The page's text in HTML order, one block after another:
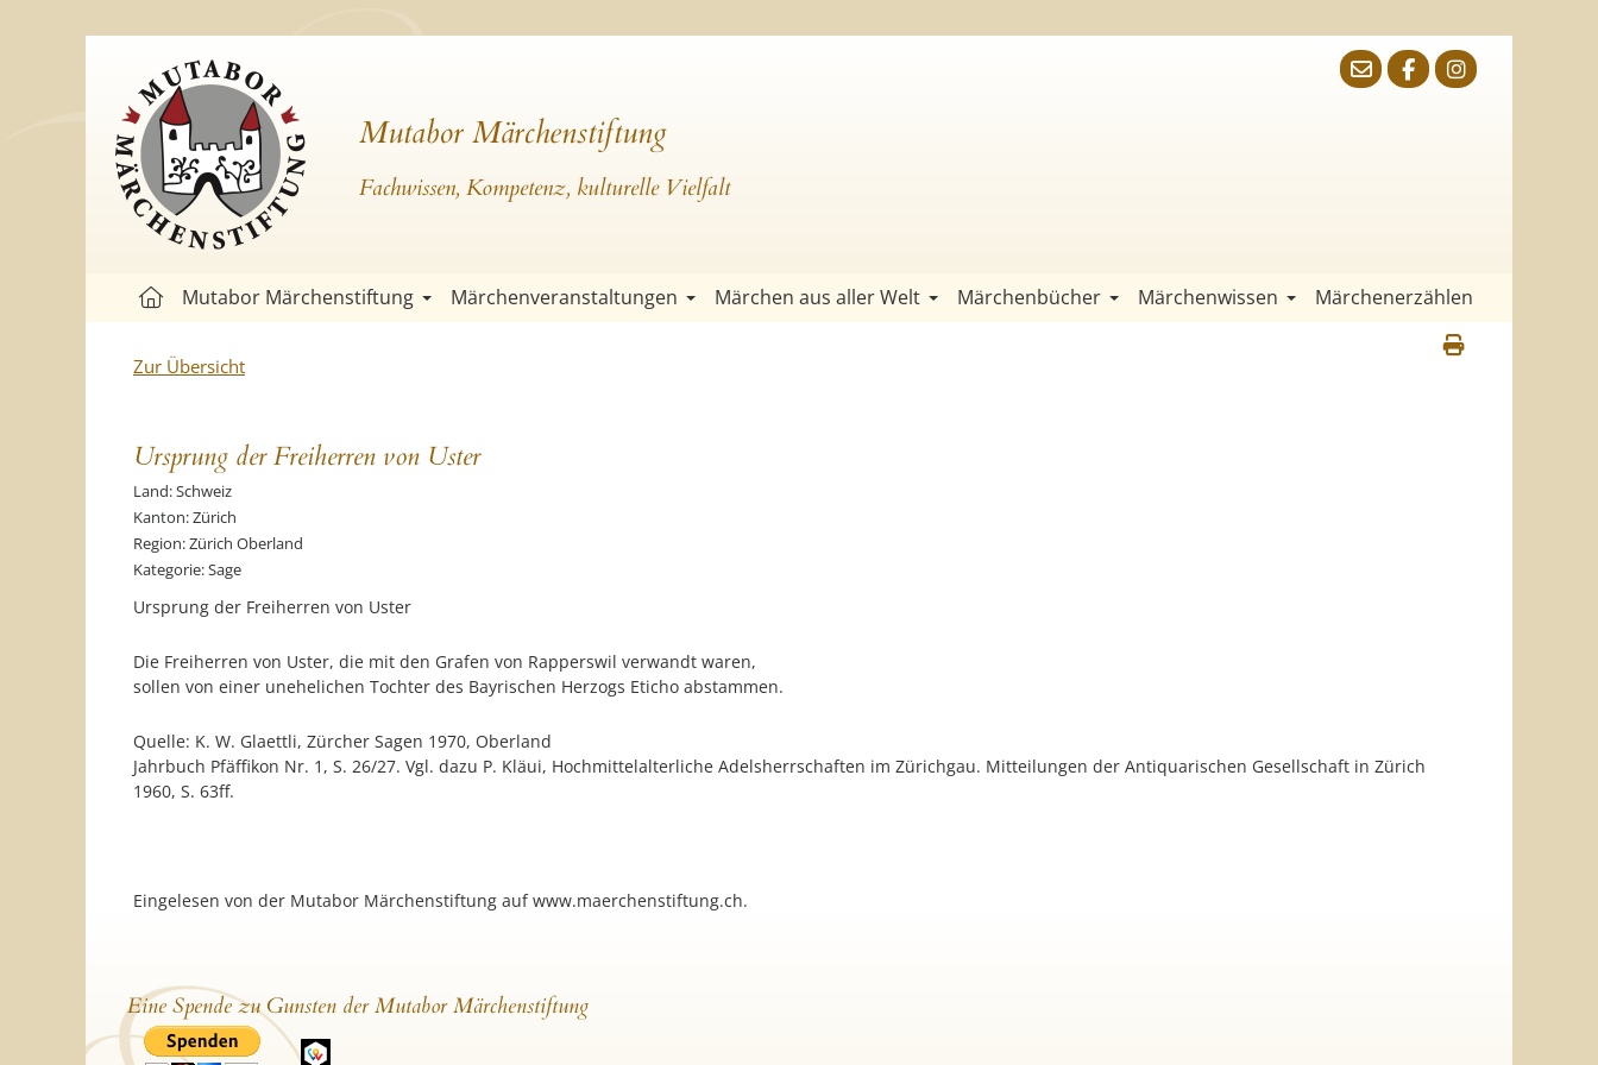
Mutabor Märchenstiftung
Fachwissen, Kompetenz, kulturelle Vielfalt
Mutabor Märchenstiftung Märchenveranstaltungen Märchen aus aller Welt Märchenbücher Märchenwissen Märchenerzählen
Zur Übersicht
Ursprung der Freiherren von Uster
Land: Schweiz
Kanton: Zürich
Region: Zürich Oberland
Kategorie: Sage
Ursprung der Freiherren von Uster
Die Freiherren von Uster, die mit den Grafen von Rapperswil verwandt waren,
sollen von einer unehelichen Tochter des Bayrischen Herzogs Eticho abstammen.
Quelle: K. W. Glaettli, Zürcher Sagen 1970, Oberland
Jahrbuch Pfäffikon Nr. 1, S. 26/27. Vgl. dazu P. Kläui, Hochmittelalterliche Adelsherrschaften im Zürichgau. Mitteilungen der Antiquarischen Gesellschaft in Zürich
1960, S. 63ff.
Eingelesen von der Mutabor Märchenstiftung auf www.maerchenstiftung.ch.
Eine Spende zu Gunsten der Mutabor Märchenstiftung